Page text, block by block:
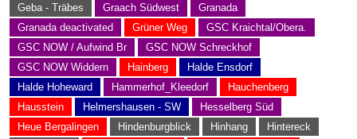
Geba - Träbes
Graach Südwest
Granada
Granada deactivated
Grüner Weg
GSC Kraichtal/Obera.
GSC NOW / Aufwind Br
GSC NOW Schreckhof
GSC NOW Widdern
Hainberg
Halde Ensdorf
Halde Hoheward
Hammerhof_Kleedorf
Hauchenberg
Hausstein
Helmershausen - SW
Hesselberg Süd
Heue Bergalingen
Hindenburgblick Hinhang
Hintereck